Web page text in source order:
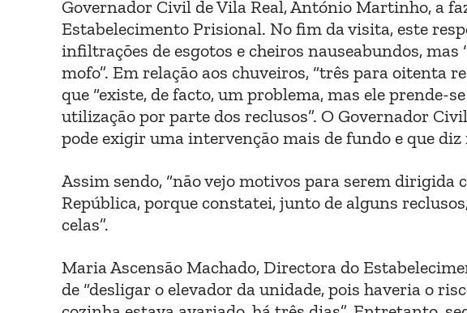
Governador Civil de Vila Real, António Martinho, a
Estabelecimento Prisional. No fim da visita, este
infiltrações de esgotos e cheiros nauseabundos,
mofo”. Em relação aos chuveiros, “três para oitenta
que “existe, de facto, um problema, mas ele prende-
utilização por parte dos reclusos”. O Governador
pode exigir uma intervenção mais de fundo e que diz
Assim sendo, “não vejo motivos para serem dirigida
República, porque constatei, junto de alguns
celas”.
Maria Ascensão Machado, Directora do
de “desligar o elevador da unidade, pois haveria o